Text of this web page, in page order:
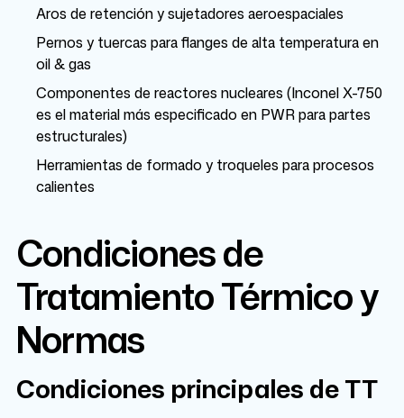
Aros de retención y sujetadores aeroespaciales
Pernos y tuercas para flanges de alta temperatura en
oil & gas
Componentes de reactores nucleares (Inconel X-750
es el material más especificado en PWR para partes
estructurales)
Herramientas de formado y troqueles para procesos
calientes
Condiciones de
Tratamiento Térmico y
Normas
Condiciones principales de TT